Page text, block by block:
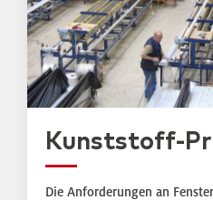
Kunststoff-
Die Anforderungen an